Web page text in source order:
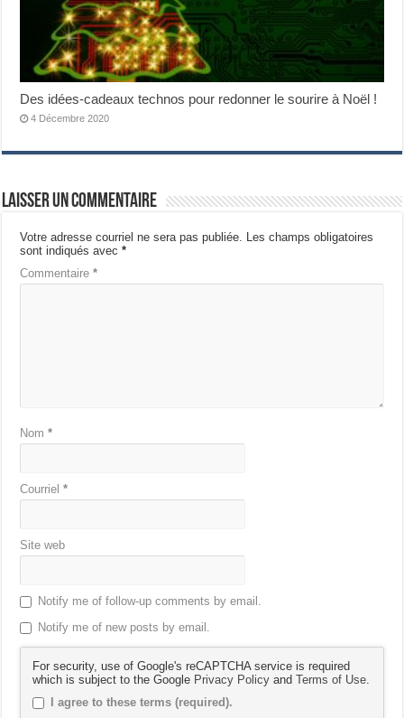
Des idées-cadeaux technos pour redonner le sourire à Noël !
4 Décembre 2020
Laisser un commentaire
Votre adresse courriel ne sera pas publiée. Les champs obligatoires
sont indiqués avec*
Commentaire*
Nom*
Courriel*
Site web
Notify me of follow-up comments by email.
Notify me of new posts by email.
For security, use of Google's reCAPTCHA service is required
which is subject to the Google Privacy Policy andTerms of Use
I agree to these terms (required).